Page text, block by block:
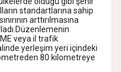
standartlarına sahip
arttırılmasına
veya il trafik
yerleşim yeri içindeki
80 kilometreye